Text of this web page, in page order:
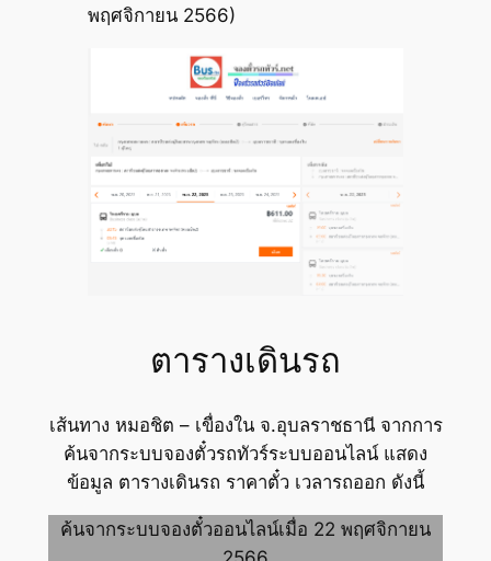
พฤศจิกายน 2566)
ตารางเดินรถ
เส้นทาง หมอชิต – เขื่องใน จ.อุบลราชธานี จากการ
ค้นจากระบบจองตั๋วรถทัวร์ระบบออนไลน์ แสดง
ข้อมูล ตารางเดินรถ ราคาตั๋ว เวลารถออก ดังนี้
ค้นจากระบบจองตั๋วออนไลน์เมื่อ 22 พฤศจิกายน